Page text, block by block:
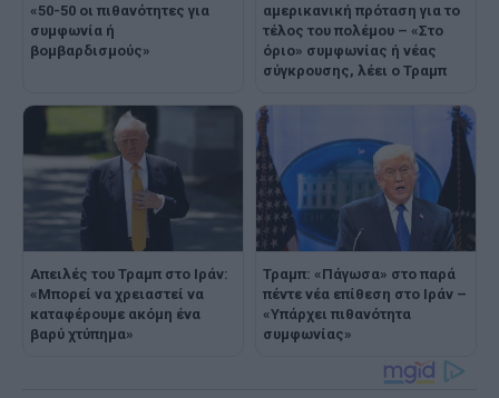
«50-50 οι πιθανότητες για
συμφωνία ή
βομβαρδισμούς»
αμερικανική πρόταση για το
τέλος του πολέμου – «Στο
όριο» συμφωνίας ή νέας
σύγκρουσης, λέει ο Τραμπ
Απειλές του Τραμπ στο Ιράν:
«Μπορεί να χρειαστεί να
καταφέρουμε ακόμη ένα
βαρύ χτύπημα»
Τραμπ: «Πάγωσα» στο παρά
πέντε νέα επίθεση στο Ιράν –
«Υπάρχει πιθανότητα
συμφωνίας»